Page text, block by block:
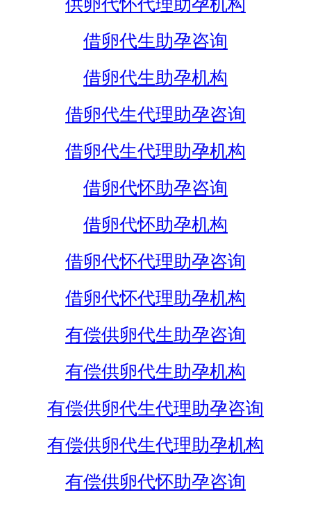
供卵代怀代理助孕机构
借卵代生助孕咨询
借卵代生助孕机构
借卵代生代理助孕咨询
借卵代生代理助孕机构
借卵代怀助孕咨询
借卵代怀助孕机构
借卵代怀代理助孕咨询
借卵代怀代理助孕机构
有偿供卵代生助孕咨询
有偿供卵代生助孕机构
有偿供卵代生代理助孕咨询
有偿供卵代生代理助孕机构
有偿供卵代怀助孕咨询